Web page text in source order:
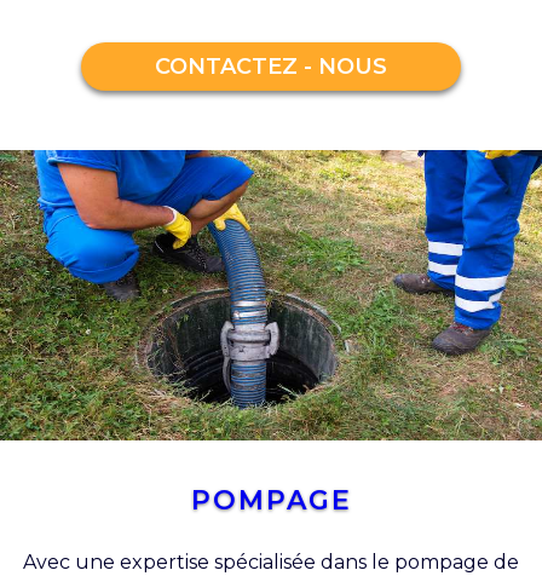
CONTACTEZ - NOUS
POMPAGE
Avec une expertise spécialisée dans le pompage de